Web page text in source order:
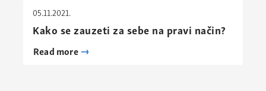
05.11.2021.
Kako se zauzeti za sebe na pravi način?
Read more